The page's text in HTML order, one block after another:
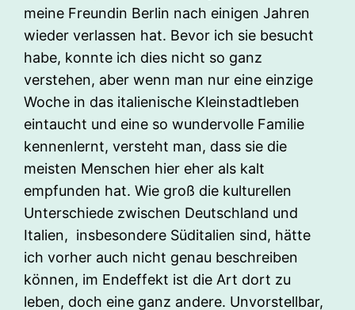
meine Freundin Berlin nach einigen Jahren
wieder verlassen hat. Bevor ich sie besucht
habe, konnte ich dies nicht so ganz
verstehen, aber wenn man nur eine einzige
Woche in das italienische Kleinstadtleben
eintaucht und eine so wundervolle Familie
kennenlernt, versteht man, dass sie die
meisten Menschen hier eher als kalt
empfunden hat. Wie groß die kulturellen
Unterschiede zwischen Deutschland und
Italien, insbesondere Süditalien sind, hätte
ich vorher auch nicht genau beschreiben
können, im Endeffekt ist die Art dort zu
leben, doch eine ganz andere. Unvorstellbar,